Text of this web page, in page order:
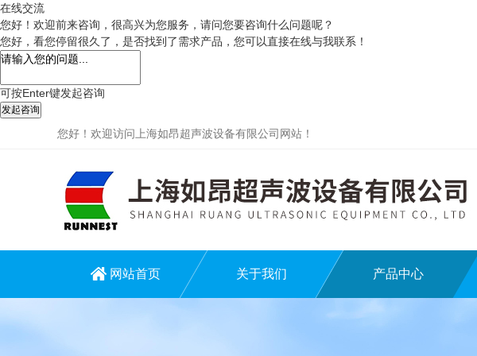
在线交流
您好！欢迎前来咨询，很高兴为您服务，请问您要咨询什么问题呢？
您好，看您停留很久了，是否找到了需求产品，您可以直接在线与我联系！
可按Enter键发起咨询
发起咨询
您好！欢迎访问上海如昂超声波设备有限公司网站！
网站首页 关于我们 产品中心